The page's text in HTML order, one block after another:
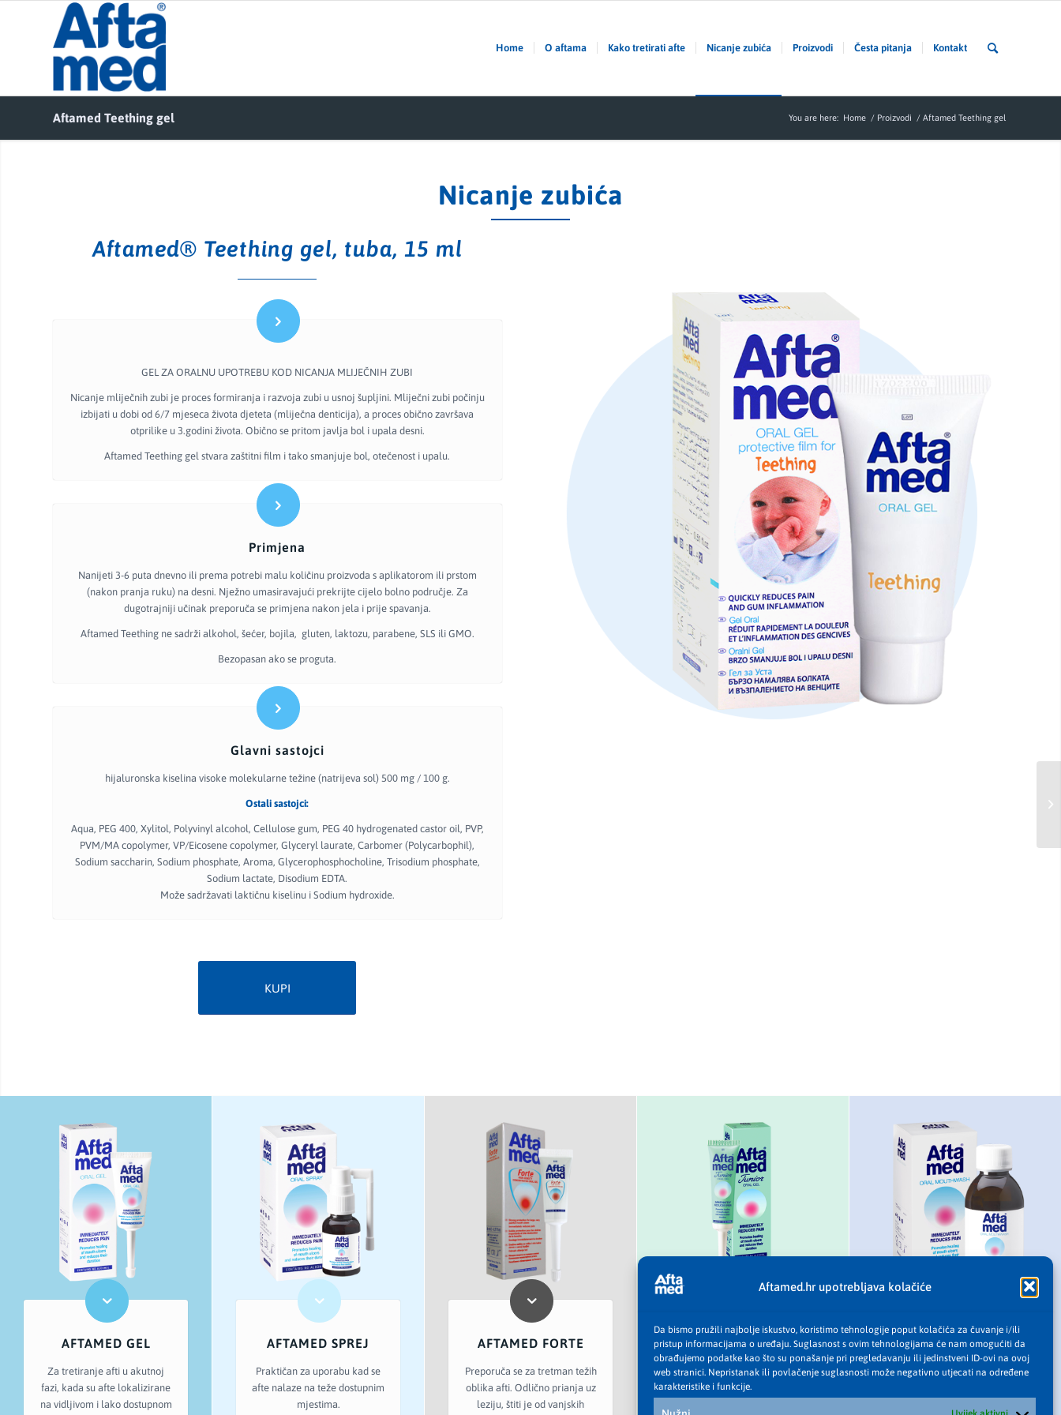
Aftamed.hr upotrebljava kolačiće
Da bismo pružili najbolje iskustvo, koristimo tehnologije poput kolačića za čuvanje i/ili
pristup informacijama o uređaju. Suglasnost s ovim tehnologijama će nam omogućiti da
obrađujemo podatke kao što su ponašanje pri pregledavanju ili jedinstveni ID-ovi na ovoj
web stranici. Nepristanak ili povlačenje suglasnosti može negativno utjecati na određene
karakteristike i funkcije.
Home O aftama Kako tretirati afte Nicanje zubića Proizvodi Česta pitanja Kontakt
Aftamed Teething gel You are here: Home / Proizvodi / Aftamed Teething gel
Nicanje zubića
Aftamed® Teething gel, tuba, 15 ml
GEL ZA ORALNU UPOTREBU KOD NICANJA MLIJEČNIH ZUBI
Nicanje mliječnih zubi je proces formiranja i razvoja zubi u usnoj šupljini. Mliječni zubi počinju
izbijati u dobi od 6/7 mjeseca života djeteta (mliječna denticija), a proces obično završava
otprilike u 3.godini života. Obično se pritom javlja bol i upala desni.
Aftamed Teething gel stvara zaštitni film i tako smanjuje bol, otečenost i upalu.
Primjena
Nanijeti 3-6 puta dnevno ili prema potrebi malu količinu proizvoda s aplikatorom ili prstom
(nakon pranja ruku) na desni. Nježno umasiravajući prekrijte cijelo bolno područje. Za
dugotrajniji učinak preporuča se primjena nakon jela i prije spavanja.
Aftamed Teething ne sadrži alkohol, šećer, bojila, gluten, laktozu, parabene, SLS ili GMO.
Bezopasan ako se proguta.
Glavni sastojci
hijaluronska kiselina visoke molekularne težine (natrijeva sol) 500 mg / 100 g.
Ostali sastojci:
Aqua, PEG 400, Xylitol, Polyvinyl alcohol, Cellulose gum, PEG 40 hydrogenated castor oil, PVP,
PVM/MA copolymer, VP/Eicosene copolymer, Glyceryl laurate, Carbomer (Polycarbophil),
Sodium saccharin, Sodium phosphate, Aroma, Glycerophosphocholine, Trisodium phosphate,
Sodium lactate, Disodium EDTA.
Može sadržavati laktičnu kiselinu i Sodium hydroxide.
KUPI
AFTAMED GEL
Za tretiranje afti u akutnoj
fazi, kada su afte lokalizirane
na vidljivom i lako dostupnom
AFTAMED SPREJ
Praktičan za uporabu kad se
afte nalaze na teže dostupnim
mjestima.
AFTAMED FORTE
Preporuča se za tretman težih
oblika afti. Odlično prianja uz
leziju, štiti je od vanjskih
AFTAMED JUNIOR
GEL
Preporuča za tretman afti kod
djece, kada su afte
AFTAMED TEKUĆINA
ZA ISPIRANJE USTA
prevencija nastanka novih afti